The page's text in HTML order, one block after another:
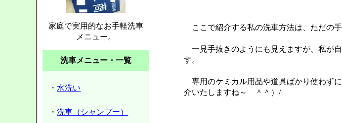
ここで紹介する私の洗車方法は、ただの
一見手抜きのようにも見えますが、私が
す。
専用のケミカル用品や道具ばかり使わず
介いたしますね～ ＾＾）/
家庭で実用的なお手軽洗車
メニュー。
洗車メニュー・一覧
・ 水洗い
・洗車（シャンプー）